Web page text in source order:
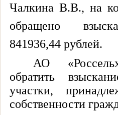
Чалкина В.В., на
обращено
841936,44 рублей.
АО
обратить
участки,
собственности